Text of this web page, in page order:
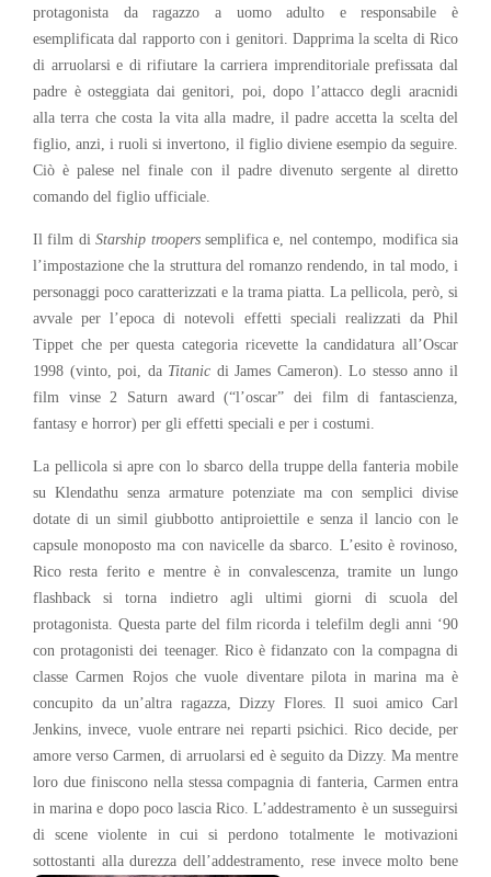
protagonista da ragazzo a uomo adulto e responsabile è
esemplificata dal rapporto con i genitori. Dapprima la scelta di Rico
di arruolarsi e di rifiutare la carriera imprenditoriale prefissata dal
padre è osteggiata dai genitori, poi, dopo l’attacco degli aracnidi
alla terra che costa la vita alla madre, il padre accetta la scelta del
figlio, anzi, i ruoli si invertono, il figlio diviene esempio da seguire.
Ciò è palese nel finale con il padre divenuto sergente al diretto
comando del figlio ufficiale.
Il film diStarship trooperssemplifica e, nel contempo, modifica sia
l’impostazione che la struttura del romanzo rendendo, in tal modo, i
personaggi poco caratterizzati e la trama piatta. La pellicola, però, si
avvale per l’epoca di notevoli effetti speciali realizzati da Phil
Tippet che per questa categoria ricevette la candidatura all’Oscar
1998 (vinto, poi, da Titanic di James Cameron). Lo stesso anno il
film vinse 2 Saturn award (“l’oscar” dei film di fantascienza,
fantasy e horror) per gli effetti speciali e per i costumi.
La pellicola si apre con lo sbarco della truppe della fanteria mobile
su Klendathu senza armature potenziate ma con semplici divise
dotate di un simil giubbotto antiproiettile e senza il lancio con le
capsule monoposto ma con navicelle da sbarco. L’esito è rovinoso,
Rico resta ferito e mentre è in convalescenza, tramite un lungo
flashback si torna indietro agli ultimi giorni di scuola del
protagonista. Questa parte del film ricorda i telefilm degli anni ‘90
con protagonisti dei teenager. Rico è fidanzato con la compagna di
classe Carmen Rojos che vuole diventare pilota in marina ma è
concupito da un’altra ragazza, Dizzy Flores. Il suoi amico Carl
Jenkins, invece, vuole entrare nei reparti psichici. Rico decide, per
amore verso Carmen, di arruolarsi ed è seguito da Dizzy. Ma mentre
loro due finiscono nella stessa compagnia di fanteria, Carmen entra
in marina e dopo poco lascia Rico. L’addestramento è un susseguirsi
di scene violente in cui si perdono totalmente le motivazioni
sottostanti alla durezza dell’addestramento, rese invece molto bene